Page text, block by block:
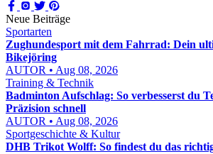
Neue Beiträge
Sportarten
Zughundesport mit dem Fahrrad: Dein
Bikejöring
AUTOR • Aug 08, 2026
Training & Technik
Badminton Aufschlag: So verbesserst du
Präzision schnell
AUTOR • Aug 08, 2026
Sportgeschichte & Kultur
DHB Trikot Wolff: So findest du das